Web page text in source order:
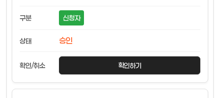
신청자
승인
확인하기